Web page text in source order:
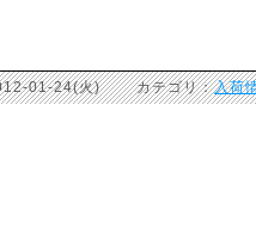
01-24(火) カテゴリ：入荷